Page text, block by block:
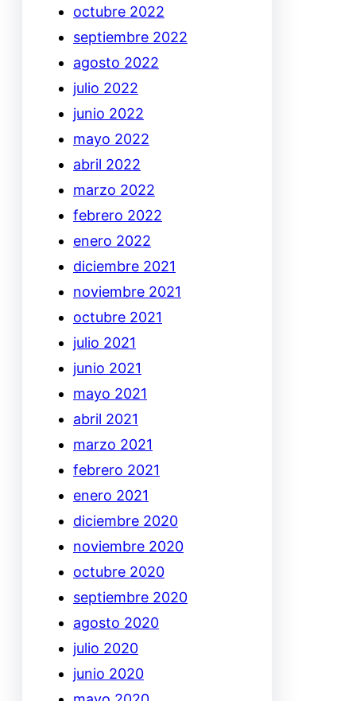
octubre 2022
septiembre 2022
agosto 2022
julio 2022
junio 2022
mayo 2022
abril 2022
marzo 2022
febrero 2022
enero 2022
diciembre 2021
noviembre 2021
octubre 2021
julio 2021
junio 2021
mayo 2021
abril 2021
marzo 2021
febrero 2021
enero 2021
diciembre 2020
noviembre 2020
octubre 2020
septiembre 2020
agosto 2020
julio 2020
junio 2020